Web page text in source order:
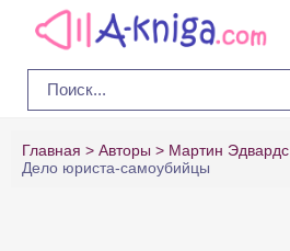
Главная Авторы
Мартин Эдвардс
Дело юриста-самоубийцы